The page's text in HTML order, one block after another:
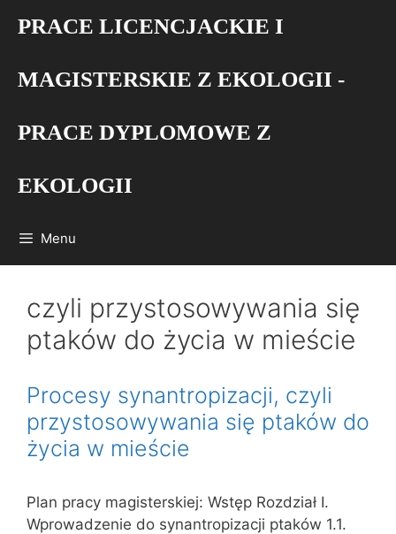
PRACE LICENCJACKIE I
MAGISTERSKIE Z EKOLOGII -
PRACE DYPLOMOWE Z
EKOLOGII
Menu
czyli przystosowywania się
ptaków do życia w mieście
Procesy synantropizacji, czyli
przystosowywania się ptaków do
życia w mieście
Plan pracy magisterskiej: Wstęp Rozdział I.
Wprowadzenie do synantropizacji ptaków 1.1.